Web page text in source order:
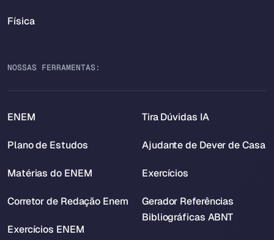
Física
NOSSAS FERRAMENTAS:
ENEM
Plano de Estudos
Matérias do ENEM
Corretor de Redação Enem
Exercícios ENEM
Tira Dúvidas IA
Ajudante de Dever de Casa
Exercícios
Gerador Referências
Bibliográficas ABNT